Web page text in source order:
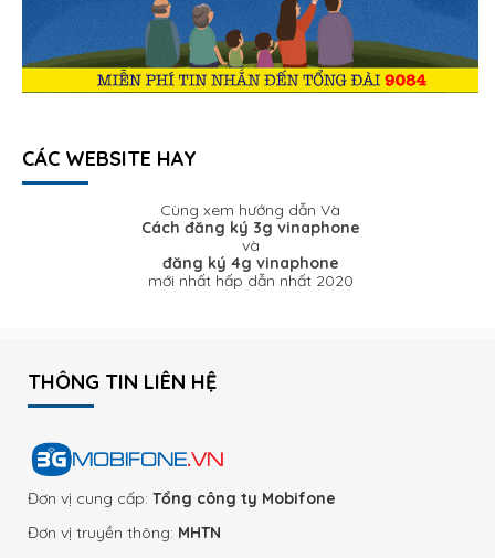
CÁC WEBSITE HAY
Cùng xem hướng dẫn Và
Cách đăng ký 3g vinaphone
và
đăng ký 4g vinaphone
mới nhất hấp dẫn nhất 2020
THÔNG TIN LIÊN HỆ
Đơn vị cung cấp: Tổng công ty Mobifone
Đơn vị truyền thông: MHTN